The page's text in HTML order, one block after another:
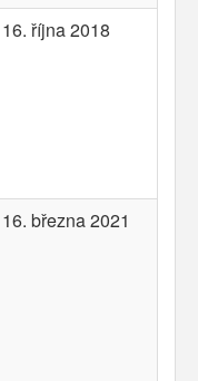
16. října 2018
16. března 2021